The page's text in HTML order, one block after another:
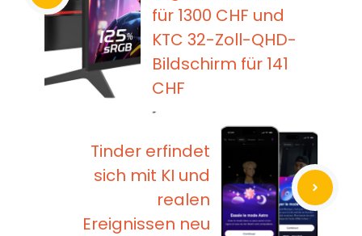
für 1300 CHF und
KTC 32-Zoll-QHD-
Bildschirm für 141
CHF
Tinder erfindet
sich mit KI und
realen
Ereignissen neu